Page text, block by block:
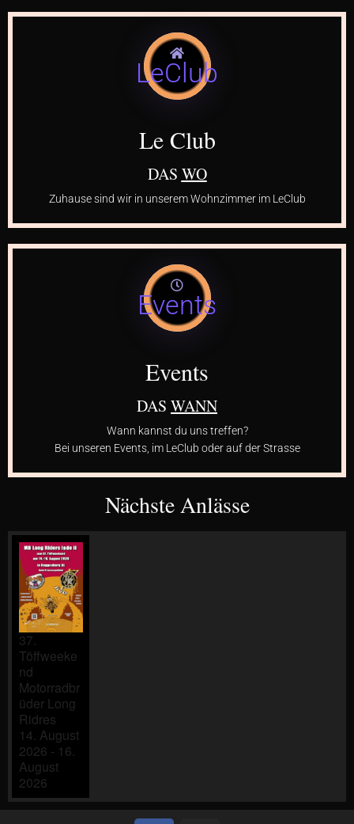
LeClub
Le Club
DAS WO
Zuhause sind wir in unserem Wohnzimmer im LeClub
Events
Events
DAS WANN
Wann kannst du uns treffen?
Bei unseren Events, im LeClub oder auf der Strasse
Nächste Anlässe
37.
Töffweeke
nd
Motorradbr
üder Long
Ridres
14. August
2026 - 16.
August
2026